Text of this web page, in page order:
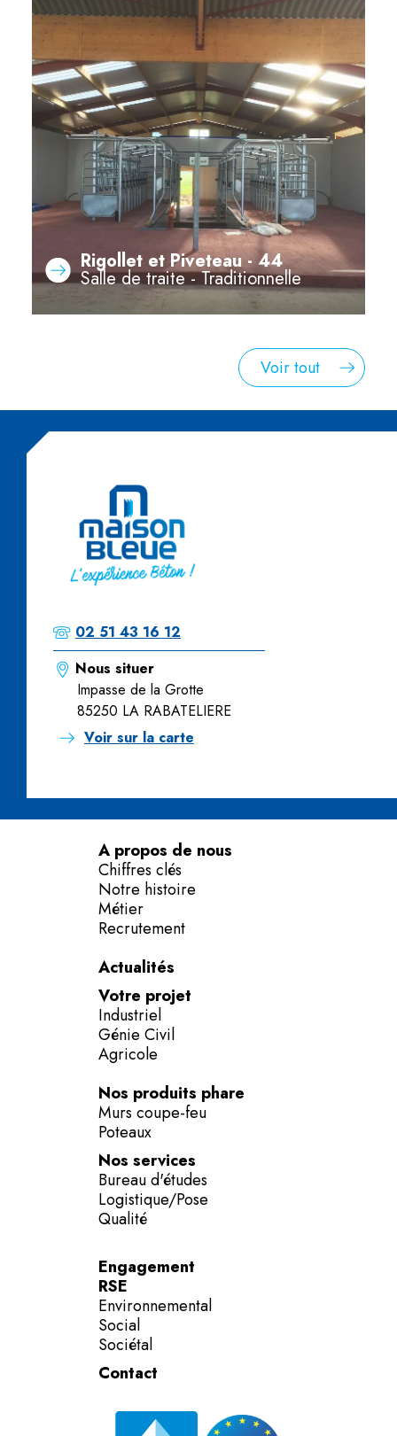
Rigollet et Piveteau - 44
Salle de traite - Traditionnelle
Voir tout
02 51 43 16 12
Nous situer
Impasse de la Grotte
85250 LA RABATELIERE
Voir sur la carte
A propos de nous
Chiffres clés
Notre histoire
Métier
Recrutement
Actualités
Votre projet
Industriel
Génie Civil
Agricole
Nos produits phare
Murs coupe-feu
Poteaux
Nos services
Bureau d'études
Logistique/Pose
Qualité
Engagement
RSE
Environnemental
Social
Sociétal
Contact